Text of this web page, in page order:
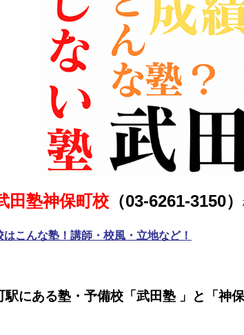
田塾神保町校 （03‐6261‐3150）
こんな塾！講師・校風・立地など！
駅にある塾・予備校「武田塾 」と「神